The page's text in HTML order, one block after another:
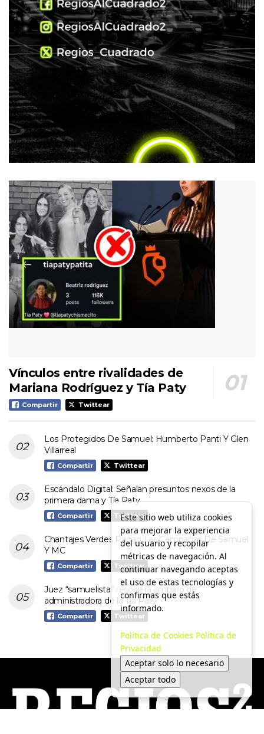
Vínculos entre rivalidades de
Mariana Rodríguez y Tía Paty
Compartir Twittear
Los Protegidos De Samuel: Humberto Panti Y Glen
Villarreal
Compartir Twittear
Escándalo Digital: Señalan presuntos nexos de la
primera dama y Tía Paty
Compartir Twittear
Chantajes Verdes Pagan Las Campañas De Samuel
Y MC
Compartir Twittear
Juez “samuelista” resolverá amparo de
administradora de la Tía Paty
Compartir Twittear
Este sitio web utiliza cookies
para mejorar la experiencia
del usuario y recopilar
métricas de navegación. Al
continuar navegando aceptas
el uso de estas tecnologías y
confirmas que estás
informado.
Política de Cookies Política de
Privacidad
Aceptar solo lo necesario
Aceptar todo